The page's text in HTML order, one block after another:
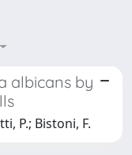
albicans by
P.; Bistoni, F.